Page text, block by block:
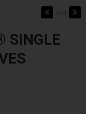
7/73
SINGLE